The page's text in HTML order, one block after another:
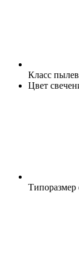
Класс
Цвет
Типоразмер